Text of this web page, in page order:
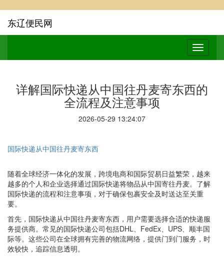
东辽便民网
详解国际快递从中国往丹麦寄东西的
全流程及注意事项
2026-05-29 13:24:07
国际快递从中国往丹麦寄东西
随着全球经济一体化的发展，跨境电商和国际贸易日益繁荣，越来
越多的个人和企业选择通过国际快递将物品从中国寄往丹麦。了解
国际快递的流程和注意事项，对于确保包裹安全及时送达至关重
要。
首先，国际快递从中国往丹麦寄东西，用户需要选择合适的快递服
务提供商。常见的国际快递公司包括DHL、FedEx、UPS、顺丰国
际等。这些公司在全球拥有完善的物流网络，提供门到门服务，时
效较快，追踪信息透明。